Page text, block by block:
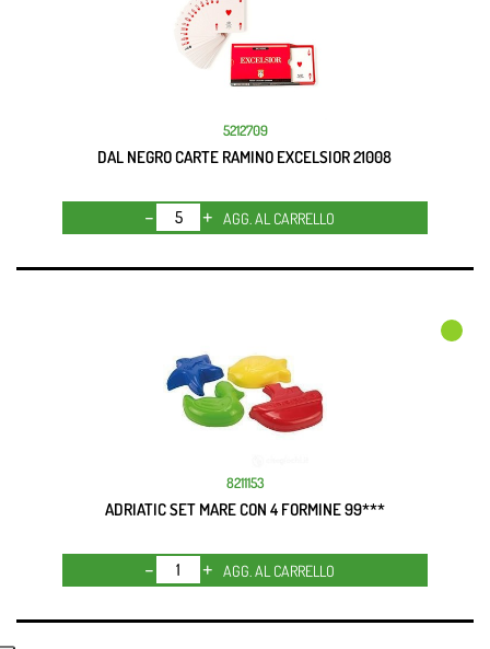
5212709
DAL NEGRO CARTE RAMINO EXCELSIOR 21008
Quantità
AGG. AL CARRELLO
8211153
ADRIATIC SET MARE CON 4 FORMINE 99***
Quantità
AGG. AL CARRELLO